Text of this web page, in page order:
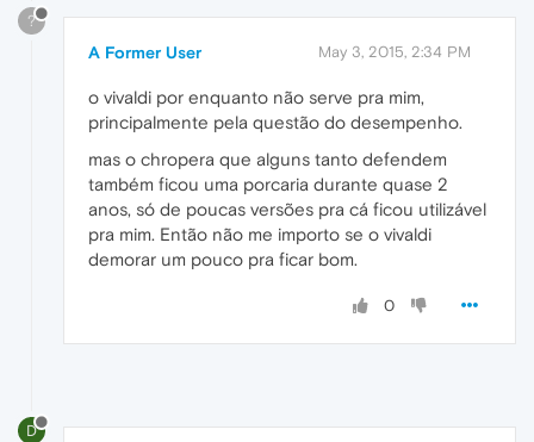
?
A Former User May 3, 2015, 2:34 PM
o vivaldi por enquanto não serve pra mim,
principalmente pela questão do desempenho.
mas o chropera que alguns tanto defendem
também ficou uma porcaria durante quase 2
anos, só de poucas versões pra cá ficou utilizável
pra mim. Então não me importo se o vivaldi
demorar um pouco pra ficar bom.
0
D